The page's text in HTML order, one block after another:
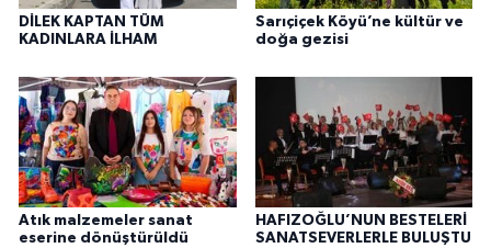
DİLEK KAPTAN TÜM
KADINLARA İLHAM
Sarıçiçek Köyü’ne kültür ve
doğa gezisi
Atık malzemeler sanat
eserine dönüştürüldü
HAFIZOĞLU’NUN BESTELERİ
SANATSEVERLERLE BULUŞTU